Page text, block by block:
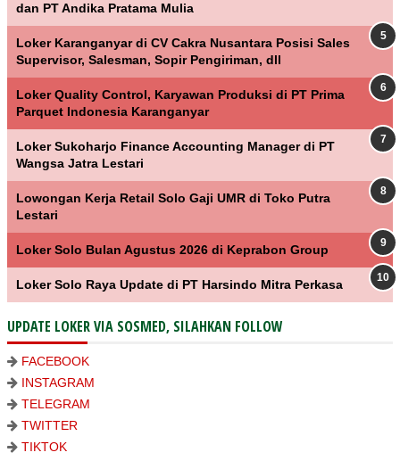
dan PT Andika Pratama Mulia
Loker Karanganyar di CV Cakra Nusantara Posisi Sales
Supervisor, Salesman, Sopir Pengiriman, dll
Loker Quality Control, Karyawan Produksi di PT Prima
Parquet Indonesia Karanganyar
Loker Sukoharjo Finance Accounting Manager di PT
Wangsa Jatra Lestari
Lowongan Kerja Retail Solo Gaji UMR di Toko Putra
Lestari
Loker Solo Bulan Agustus 2026 di Keprabon Group
Loker Solo Raya Update di PT Harsindo Mitra Perkasa
UPDATE LOKER VIA SOSMED, SILAHKAN FOLLOW
FACEBOOK
INSTAGRAM
TELEGRAM
TWITTER
TIKTOK